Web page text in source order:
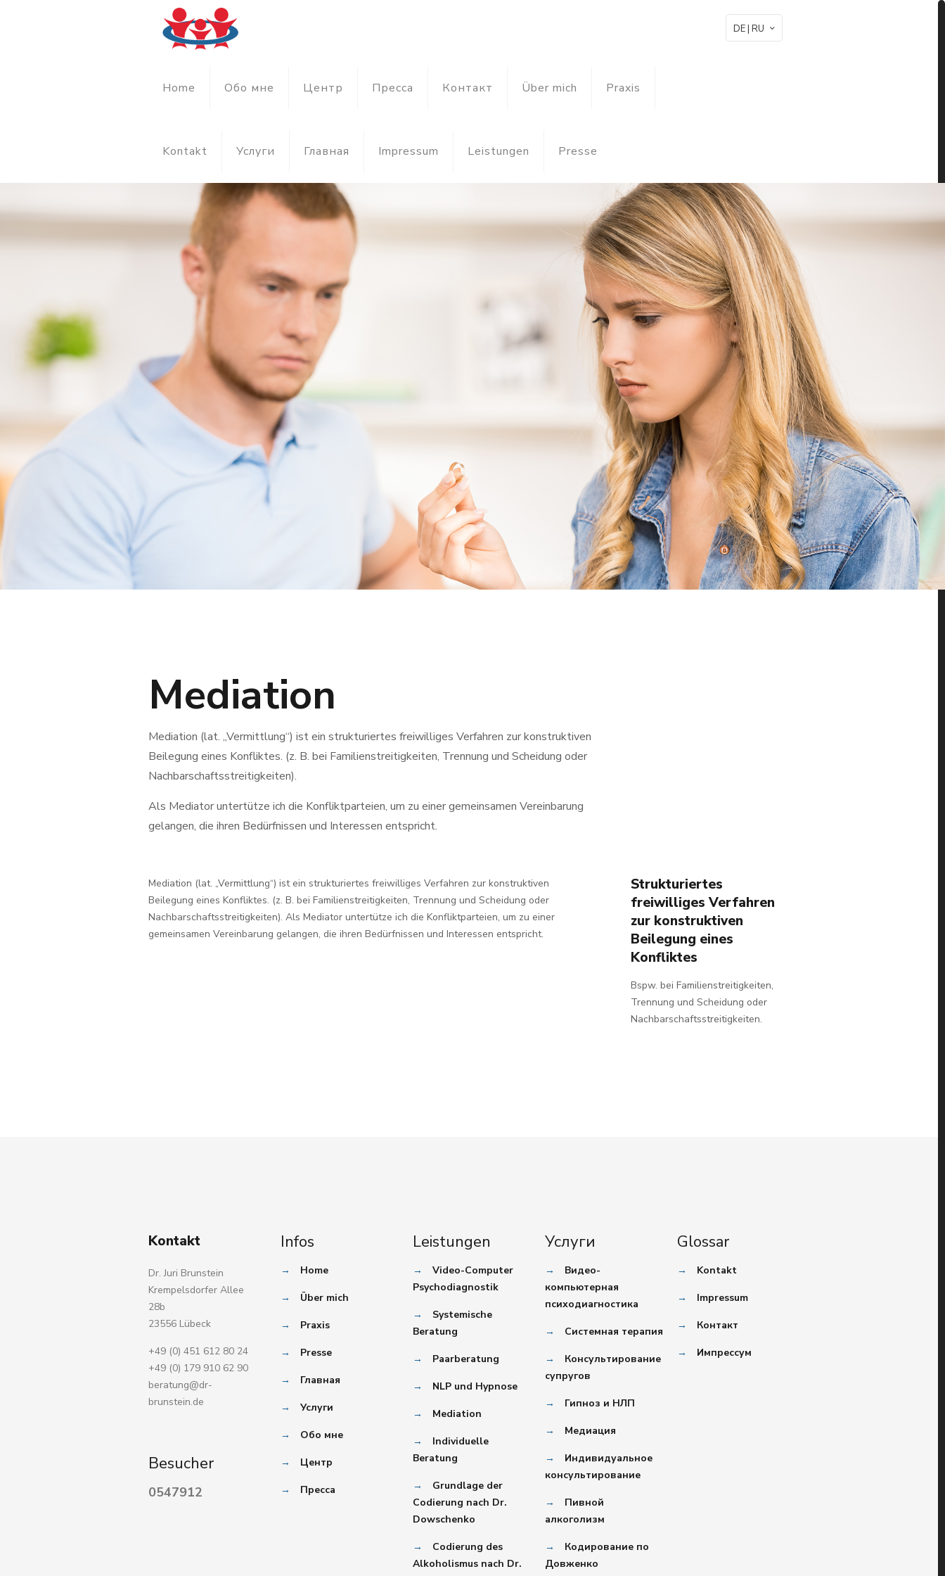
Home Обо мне Центр Пресса Контакт Über mich Praxis
Kontakt Услуги Главная Impressum Leistungen Presse
DE | RU
Mediation
Mediation (lat. „Vermittlung“) ist ein strukturiertes freiwilliges Verfahren zur konstruktiven
Beilegung eines Konfliktes. (z. B. bei Familienstreitigkeiten, Trennung und Scheidung oder
Nachbarschaftsstreitigkeiten).
Als Mediator untertütze ich die Konfliktparteien, um zu einer gemeinsamen Vereinbarung
gelangen, die ihren Bedürfnissen und Interessen entspricht.
Mediation (lat. „Vermittlung“) ist ein strukturiertes freiwilliges Verfahren zur konstruktiven
Beilegung eines Konfliktes. (z. B. bei Familienstreitigkeiten, Trennung und Scheidung oder
Nachbarschaftsstreitigkeiten). Als Mediator untertütze ich die Konfliktparteien, um zu einer
gemeinsamen Vereinbarung gelangen, die ihren Bedürfnissen und Interessen entspricht.
Strukturiertes
freiwilliges Verfahren
zur konstruktiven
Beilegung eines
Konfliktes
Bspw. bei Familienstreitigkeiten,
Trennung und Scheidung oder
Nachbarschaftsstreitigkeiten.
Kontakt
Dr. Juri Brunstein
Krempelsdorfer Allee
28b
23556 Lübeck
+49 (0) 451 612 80 24
+49 (0) 179 910 62 90
beratung@dr-
brunstein.de
Besucher
0547912
Infos
→ Home
→ Über mich
→ Praxis
→ Presse
→ Главная
→ Услуги
→ Обо мне
→ Центр
→ Пресса
Leistungen
→
Video-Computer
Psychodiagnostik
→
Systemische
Beratung
→ Paarberatung
→ NLP und Hypnose
→ Mediation
→
Individuelle
Beratung
→
Grundlage der
Codierung nach Dr.
Dowschenko
→
Codierung des
Alkoholismus nach Dr.
Услуги
→
Видео-
компьютерная
психодиагностика
→ Системная терапия
→
Консультирование
супругов
→ Гипноз и НЛП
→ Медиация
→
Индивидуальное
консультирование
→
Пивной
алкоголизм
→
Кодирование по
Довженко
Glossar
→ Kontakt
→ Impressum
→ Контакт
→ Импрессум